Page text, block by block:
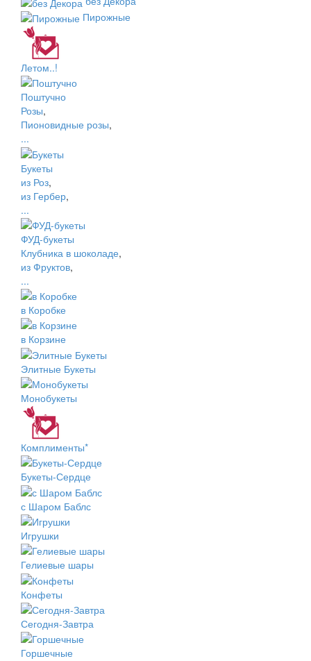
Пирожные
Летом..!
Поштучно
Розы,
Пионовидные розы,
...
Букеты
из Роз,
из Гербер,
...
ФУД-букеты
Клубника в шоколаде,
из Фруктов,
...
в Коробке
в Корзине
Элитные Букеты
Монобукеты
Комплименты*
Букеты-Сердце
с Шаром Баблс
Игрушки
Гелиевые шары
Конфеты
Сегодня-Завтра
Горшечные